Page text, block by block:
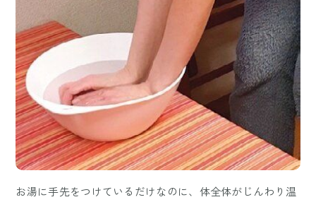
お湯に手先をつけているだけなのに、体全体がじんわり温